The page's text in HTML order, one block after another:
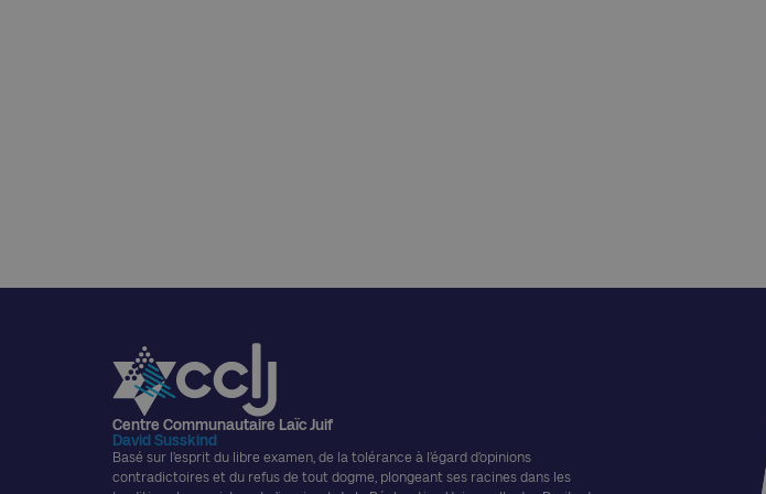
Centre Communautaire Laïc Juif
David Susskind
Basé sur l’esprit du libre examen, de la tolérance à l’égard d’opinions
contradictoires et du refus de tout dogme, plongeant ses racines dans les